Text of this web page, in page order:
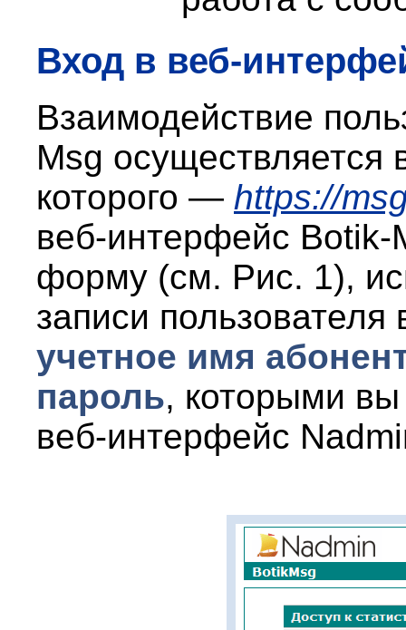
Вход в веб-
Взаимодействие
Msg осуществляется
которого — https://
веб-интерфейс Botik-
форму (см. Рис. 1),
записи
учетное имя
пароль, которыми
веб-интерфейс